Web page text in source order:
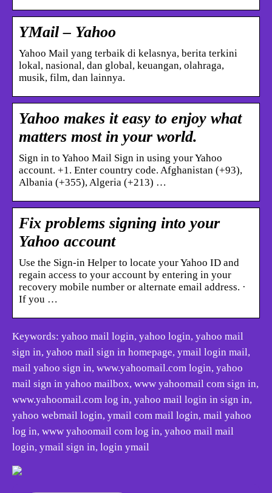
YMail – Yahoo
Yahoo Mail yang terbaik di kelasnya, berita terkini
lokal, nasional, dan global, keuangan, olahraga,
musik, film, dan lainnya.
Yahoo makes it easy to enjoy what
matters most in your world.
Sign in to Yahoo Mail Sign in using your Yahoo
account. +1. Enter country code. Afghanistan ‪(+93)‬,
Albania ‪(+355)‬, Algeria ‪(+213)‬ …
Fix problems signing into your
Yahoo account
Use the Sign-in Helper to locate your Yahoo ID and
regain access to your account by entering in your
recovery mobile number or alternate email address. ·
If you …
Keywords: yahoo mail login, yahoo login, yahoo mail
sign in, yahoo mail sign in homepage, ymail login mail,
mail yahoo sign in, www.yahoomail.com login, yahoo
mail sign in yahoo mailbox, www yahoomail com sign in,
www.yahoomail.com log in, yahoo mail login in sign in,
yahoo webmail login, ymail com mail login, mail yahoo
log in, www yahoomail com log in, yahoo mail mail
login, ymail sign in, login ymail